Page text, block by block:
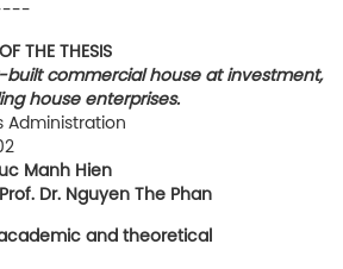
THE THESIS
built commercial house at investment,
house enterprises.
Manh Hien
Dr. Nguyen The Phan
and theoretical